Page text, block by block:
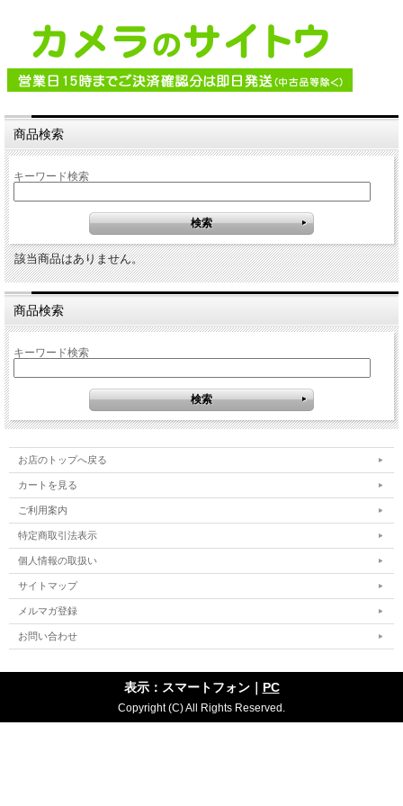
商品検索
キーワード検索
該当商品はありません。
商品検索
キーワード検索
お店のトップへ戻る
カートを見る
ご利用案内
特定商取引法表示
個人情報の取扱い
サイトマップ
メルマガ登録
お問い合わせ
表示：スマートフォン｜ PC
Copyright (C) All Rights Reserved.